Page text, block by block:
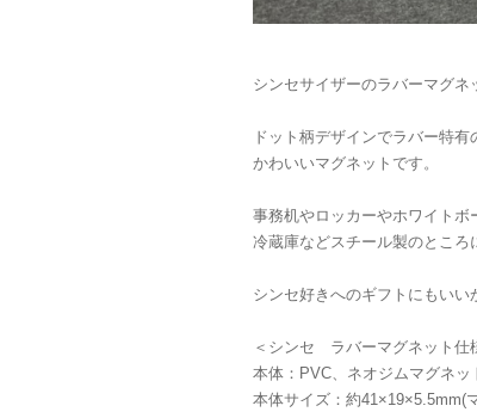
シンセサイザーのラバーマグネ
ドット柄デザインでラバー特有
かわいいマグネットです。
事務机やロッカーやホワイトボ
冷蔵庫などスチール製のところ
シンセ好きへのギフトにもいい
＜シンセ ラバーマグネット仕
本体：PVC、ネオジムマグネッ
本体サイズ：約41×19×5.5mm(